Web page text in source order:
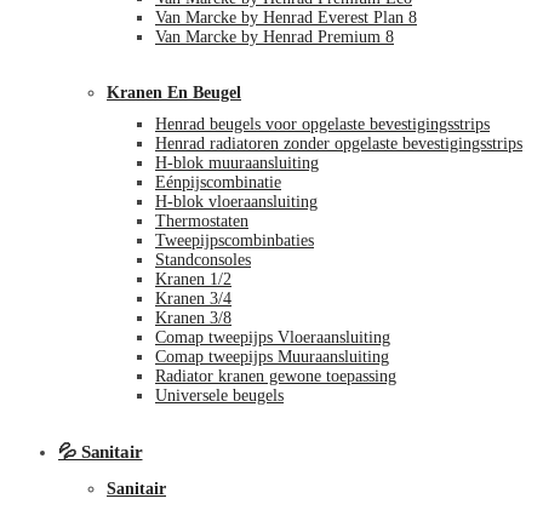
Van Marcke by Henrad Everest Plan 8
Van Marcke by Henrad Premium 8
Kranen En Beugel
Henrad beugels voor opgelaste bevestigingsstrips
Henrad radiatoren zonder opgelaste bevestigingsstrips
H-blok muuraansluiting
Eénpijscombinatie
H-blok vloeraansluiting
Thermostaten
Tweepijpscombinbaties
Standconsoles
Kranen 1/2
Kranen 3/4
Kranen 3/8
Comap tweepijps Vloeraansluiting
Comap tweepijps Muuraansluiting
Radiator kranen gewone toepassing
Universele beugels
💦 Sanitair
Sanitair